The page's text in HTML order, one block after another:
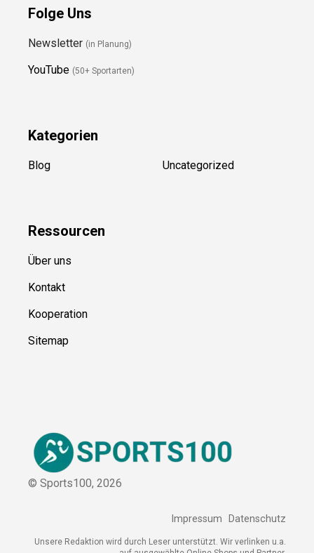
Folge Uns
Newsletter (in Planung)
YouTube (50+ Sportarten)
Kategorien
Blog Uncategorized
Ressourcen
Über uns
Kontakt
Kooperation
Sitemap
© Sports100, 2026
Impressum Datenschutz
Unsere Redaktion wird durch Leser unterstützt. Wir verlinken u.a.